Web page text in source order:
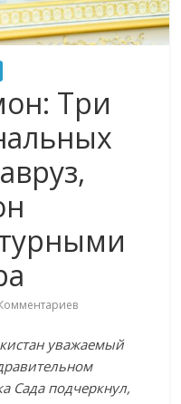
Три
уважаемый
Сада подчеркнул,